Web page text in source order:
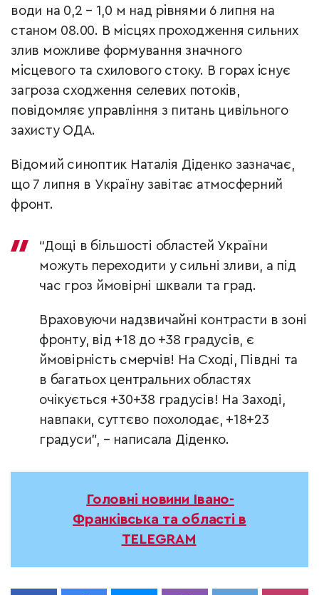
води на 0,2 – 1,0 м над рiвнями 6 липня на
станом 08.00. В мiсцях проходження сильних
злив можливе формування значного
мiсцевого та схилового стоку. В горах iснує
загроза сходження селевих потокiв,
повідомляє управління з питань цивільного
захисту ОДА.
Відомий синоптик Наталія Діденко зазначає,
що 7 липня в Україну завітає атмосферний
фронт.
“Дощі в більшості областей України
можуть переходити у сильні зливи, а під
час гроз ймовірні шквали та град.
Враховуючи надзвичайні контрасти в зоні
фронту, від +18 до +38 градусів, є
ймовірність смерчів! На Сході, Півдні та
в багатьох центральних областях
очікується +30+38 градусів! На Заході,
навпаки, суттєво похолодає, +18+23
градуси”, – написала Діденко.
Головні новини Івано-
Франківська та області в
TELEGRAM